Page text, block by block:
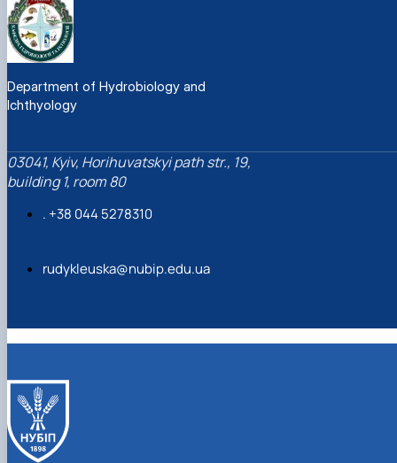
Department of Hydrobiology and
Ichthyology
03041, Kyiv, Horihuvatskyi path str., 19,
building 1, room 80
. +38 044 5278310
rudykleuska@nubip.edu.ua